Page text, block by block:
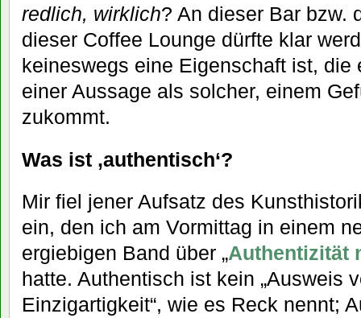
redlich, wirklich? An dieser Bar bzw.
dieser Coffee Lounge dürfte klar
keineswegs eine Eigenschaft ist, die
einer Aussage als solcher, einem
zukommt.
Was ist ‚authentisch‘?
Mir fiel jener Aufsatz des
ein, den ich am Vormittag in einem
ergiebigen Band über „Authentizität
hatte. Authentisch ist kein „Ausweis
Einzigartigkeit“, wie es Reck nennt;